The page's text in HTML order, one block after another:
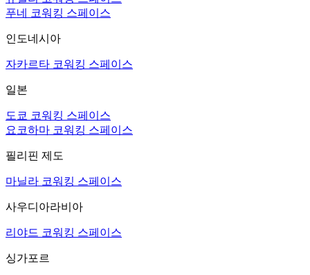
푸네 코워킹 스페이스
인도네시아
자카르타 코워킹 스페이스
일본
도쿄 코워킹 스페이스
요코하마 코워킹 스페이스
필리핀 제도
마닐라 코워킹 스페이스
사우디아라비아
리야드 코워킹 스페이스
싱가포르